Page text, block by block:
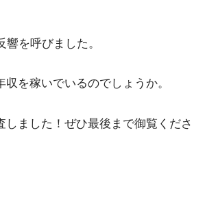
を呼びました。
を稼いでいるのでしょうか。
ました！ぜひ最後まで御覧くださ